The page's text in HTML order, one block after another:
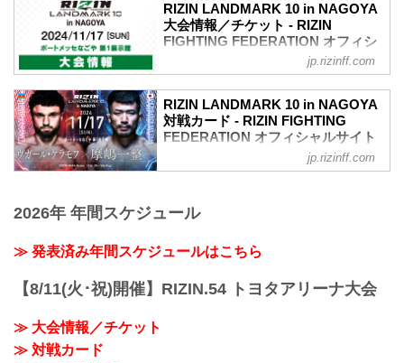
RIZIN LANDMARK 10 in NAGOYA
大会情報／チケット - RIZIN
FIGHTING FEDERATION オフィシ
- YouTube
youtu.be
RIZIN LANDMARK 10 in NAGOYA 大会概
※開場・開始時間は予定です。決定次第
します。
20:00〜21:00頃
jp.rizinff.com
RIZIN LANDMARK 10 in NAGOYA
対戦カード - RIZIN FIGHTING
FEDERATION オフィシャルサイト
ヴガール・ケラモフ vs. 摩嶋一整
昇侍 vs. 芦澤竜誠
昇侍 vs. 芦澤竜誠
RIZIN MMAルール：5分 3R（49.0kg）
浜崎朱加 vs. シン・ユリ
jp.rizinff.com
2026年 年間スケジュール
≫ 発表済み年間スケジュールはこちら
【8/11(火･祝)開催】RIZIN.54 トヨタアリーナ大会
≫ 大会情報／チケット
≫ 対戦カード